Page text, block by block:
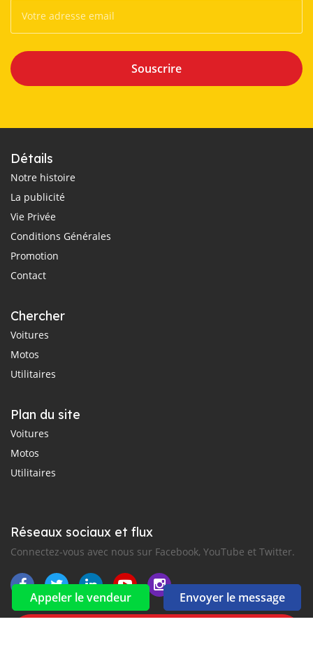
Appeler le vendeur Envoyer le message
Souscrire
Détails
Notre histoire
La publicité
Vie Privée
Conditions Générales
Promotion
Contact
Chercher
Voitures
Motos
Utilitaires
Plan du site
Voitures
Motos
Utilitaires
Réseaux sociaux et flux
Connectez-vous avec nous sur Facebook, YouTube et Twitter.